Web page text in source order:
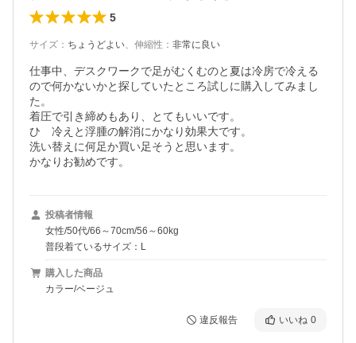
5
サイズ ： ちょうどよい、 伸縮性 ： 非常に良い
仕事中、デスクワークで足がむくむのと夏は冷房で冷える
ので何かないかと探していたところ試しに購入してみまし
た。
着圧で引き締めもあり、とてもいいです。
ひ　冷えと浮腫の解消にかなり効果大です。
洗い替えに何足か買い足そうと思います。
かなりお勧めです。
投稿者情報
女性/50代/66～70cm/56～60kg
普段着ているサイズ：L
購入した商品
カラー/ベージュ
違反報告 いいね 0